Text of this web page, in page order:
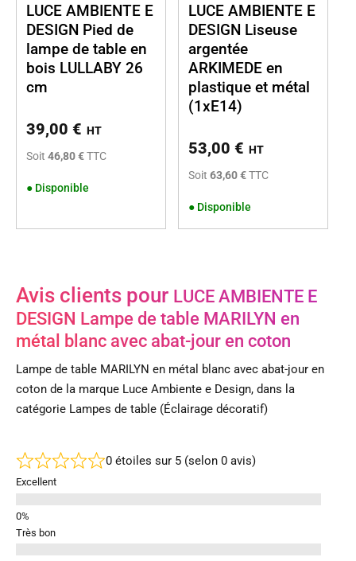
LUCE AMBIENTE E
DESIGN Pied de
lampe de table en
bois LULLABY 26
cm
39,00 € HT
Soit 46,80 €TTC
● Disponible
LUCE AMBIENTE E
DESIGN Liseuse
argentée
ARKIMEDE en
plastique et métal
(1xE14)
53,00 € HT
Soit 63,60 €TTC
● Disponible
Avis clients pour LUCE AMBIENTE E
DESIGN Lampe de table MARILYN en
métal blanc avec abat-jour en coton
Lampe de table MARILYN en métal blanc avec abat-jour en
coton de la marque Luce Ambiente e Design, dans la
catégorie Lampes de table (Éclairage décoratif)
0 étoiles sur 5 (selon 0 avis)
Excellent
Très bon